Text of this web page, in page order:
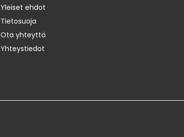
Yleiset ehdot
Tietosuoja
Ota yhteyttä
Yhteystiedot